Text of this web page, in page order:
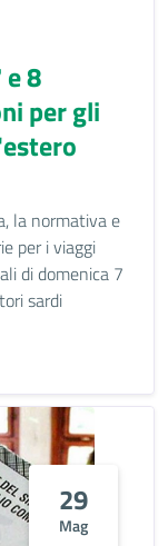
8
per gli
la normativa e
per i viaggi
di domenica 7
sardi
29
Mag